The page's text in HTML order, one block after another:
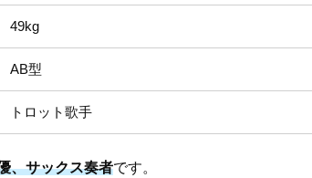
49kg
AB型
トロット歌手
、サックス奏者です。